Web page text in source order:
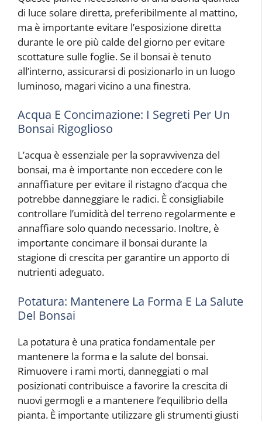
di luce solare diretta, preferibilmente al mattino,
ma è importante evitare l’esposizione diretta
durante le ore più calde del giorno per evitare
scottature sulle foglie. Se il bonsai è tenuto
all’interno, assicurarsi di posizionarlo in un luogo
luminoso, magari vicino a una finestra.
Acqua E Concimazione: I Segreti Per Un
Bonsai Rigoglioso
L’acqua è essenziale per la sopravvivenza del
bonsai, ma è importante non eccedere con le
annaffiature per evitare il ristagno d’acqua che
potrebbe danneggiare le radici. È consigliabile
controllare l’umidità del terreno regolarmente e
annaffiare solo quando necessario. Inoltre, è
importante concimare il bonsai durante la
stagione di crescita per garantire un apporto di
nutrienti adeguato.
Potatura: Mantenere La Forma E La Salute
Del Bonsai
La potatura è una pratica fondamentale per
mantenere la forma e la salute del bonsai.
Rimuovere i rami morti, danneggiati o mal
posizionati contribuisce a favorire la crescita di
nuovi germogli e a mantenere l’equilibrio della
pianta. È importante utilizzare gli strumenti giusti